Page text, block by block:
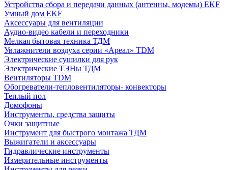
Устройства сбора и передачи данных (антенны, модемы) EKF
Умный дом EKF
Аксессуары для вентиляции
Аудио-видео кабели и переходники
Мелкая бытовая техника ТДМ
Увлажнители воздуха серии «Ареал» TDM
Электрические сушилки для рук
Электрические ТЭНы ТДМ
Вентиляторы TDM
Обогреватели-тепловентиляторы- конвекторы
Теплый пол
Домофоны
Инструменты, средства защиты
Очки защитные
Инструмент для быстрого монтажа ТДМ
Выжигатели и аксессуары
Гидравлические инструменты
Измерительные инструменты